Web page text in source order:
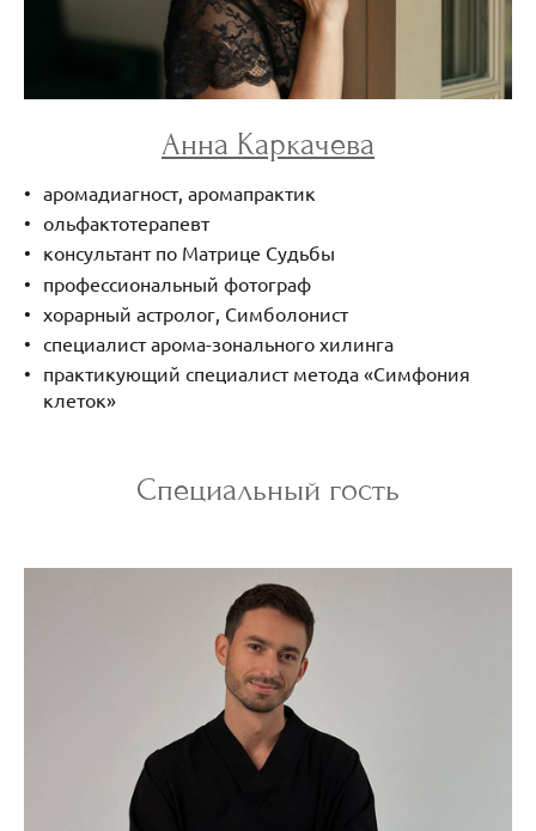
Анна Каркачева
аромадиагност, аромапрактик
ольфактотерапевт
консультант по Матрице Судьбы
профессиональный фотограф
хорарный астролог, Симболонист
специалист арома-зонального хилинга
практикующий специалист метода «Симфония
клеток»
Специальный гость